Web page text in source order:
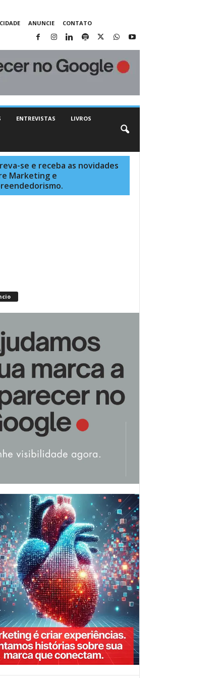
ANUNCIE CONTATO
ENTREVISTAS LIVROS
se e receba as novidades
Marketing e